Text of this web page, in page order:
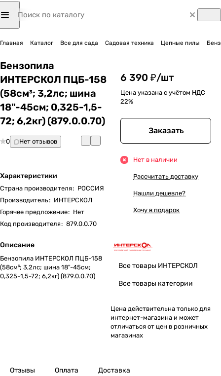
Главная Каталог Все для сада Садовая техника Цепные пилы
Бензопила
ИНТЕРСКОЛ ПЦБ-158
(58см³; 3,2лс; шина
18"-45см; 0,325-1,5-
72; 6,2кг) (879.0.0.70)
0 Нет отзывов
Характеристики
Страна производителя: РОССИЯ
Производитель: ИНТЕРСКОЛ
Горячее предложение: Нет
Код производителя: 879.0.0.70
Описание
Бензопила ИНТЕРСКОЛ ПЦБ-158
(58см³; 3,2лс; шина 18"-45см;
0,325-1,5-72; 6,2кг) (879.0.0.70)
6 390 ₽/шт
Цена указана с учётом НДС
22%
Заказать
Нет в наличии
Рассчитать доставку
Нашли дешевле?
Хочу в подарок
Все товары ИНТЕРСКОЛ
Все товары категории
Цена действительна только для
интернет-магазина и может
отличаться от цен в розничных
магазинах
Отзывы Оплата Доставка